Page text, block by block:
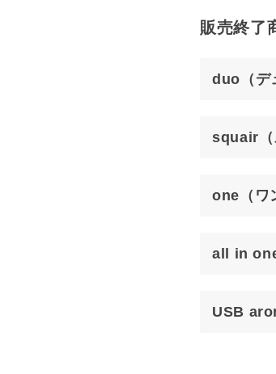
販売終了
duo（デ
squair（
one（ワ
all in
USB